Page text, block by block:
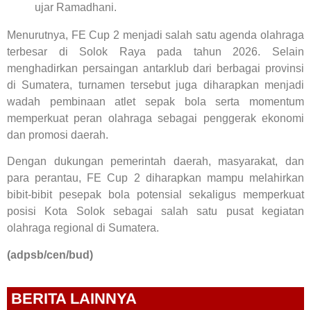
ujar Ramadhani.
Menurutnya, FE Cup 2 menjadi salah satu agenda olahraga
terbesar di Solok Raya pada tahun 2026. Selain
menghadirkan persaingan antarklub dari berbagai provinsi
di Sumatera, turnamen tersebut juga diharapkan menjadi
wadah pembinaan atlet sepak bola serta momentum
memperkuat peran olahraga sebagai penggerak ekonomi
dan promosi daerah.
Dengan dukungan pemerintah daerah, masyarakat, dan
para perantau, FE Cup 2 diharapkan mampu melahirkan
bibit-bibit pesepak bola potensial sekaligus memperkuat
posisi Kota Solok sebagai salah satu pusat kegiatan
olahraga regional di Sumatera.
(adpsb/cen/bud)
BERITA LAINNYA